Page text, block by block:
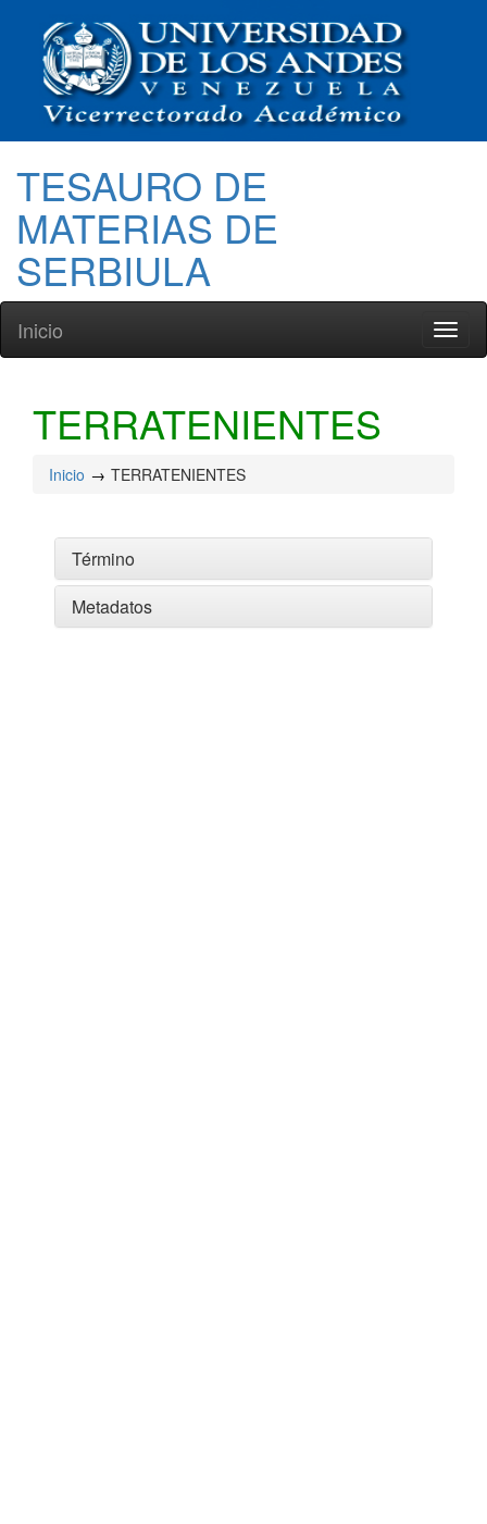
TESAURO DE
MATERIAS DE
SERBIULA
Inicio
TERRATENIENTES
Inicio TERRATENIENTES
Término
Metadatos